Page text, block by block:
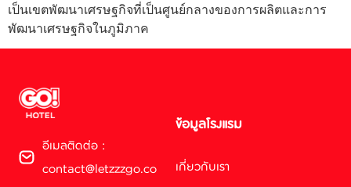
เป็นเขตพัฒนาเศรษฐกิจที่เป็นศูนย์กลางของการผลิตและการ
พัฒนาเศรษฐกิจในภูมิภาค
อีเมลติดต่อ :
contact@letzzzgo.co
ข้อมูลโรงแรม
เกี่ยวกับเรา